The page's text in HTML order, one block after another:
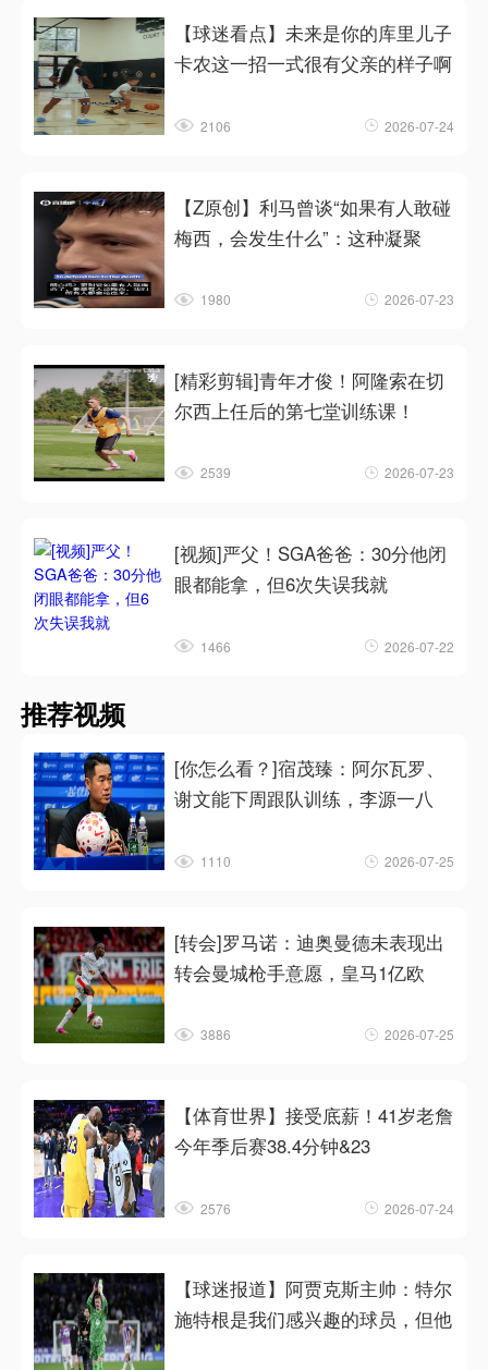
【球迷看点】未来是你的库里儿子
卡农这一招一式很有父亲的样子啊
2106 2026-07-24
【Z原创】利马曾谈“如果有人敢碰
梅西，会发生什么”：这种凝聚
1980 2026-07-23
[精彩剪辑]青年才俊！阿隆索在切
尔西上任后的第七堂训练课！
2539 2026-07-23
[视频]严父！SGA爸爸：30分他闭
眼都能拿，但6次失误我就
1466 2026-07-22
推荐视频
[你怎么看？]宿茂臻：阿尔瓦罗、
谢文能下周跟队训练，李源一八
1110 2026-07-25
[转会]罗马诺：迪奥曼德未表现出
转会曼城枪手意愿，皇马1亿欧
3886 2026-07-25
【体育世界】接受底薪！41岁老詹
今年季后赛38.4分钟&23
2576 2026-07-24
【球迷报道】阿贾克斯主帅：特尔
施特根是我们感兴趣的球员，但他